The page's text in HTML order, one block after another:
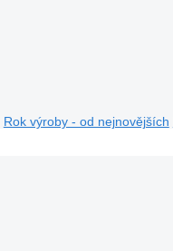
Rok výroby - od nejnovějších